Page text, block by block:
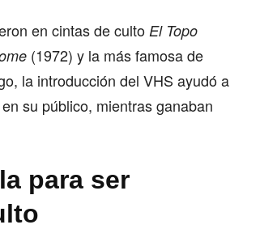
en cintas de culto El Topo
(1972) y la más famosa de
la introducción del VHS ayudó a
su público, mientras ganaban
para ser